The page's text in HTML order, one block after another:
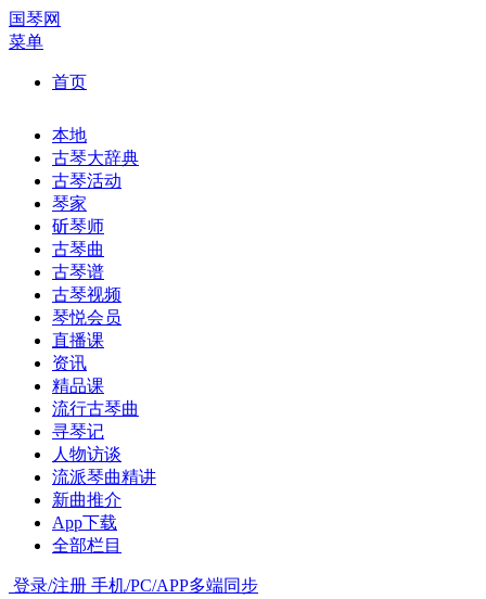
国琴网
菜单
首页
本地
古琴大辞典
古琴活动
琴家
斫琴师
古琴曲
古琴谱
古琴视频
琴悦会员
直播课
资讯
精品课
流行古琴曲
寻琴记
人物访谈
流派琴曲精讲
新曲推介
App下载
全部栏目
登录/注册 手机/PC/APP多端同步